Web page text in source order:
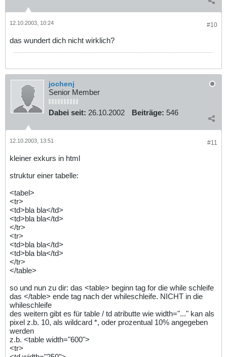
#10
12.10.2003, 10:24
das wundert dich nicht wirklich?
jochenj
Senior Member
Dabei seit: 26.10.2002 Beiträge: 546
#11
12.10.2003, 13:51
kleiner exkurs in html
struktur einer tabelle:
<tabel>
<tr>
<td>bla bla</td>
<td>bla bla</td>
</tr>
<tr>
<td>bla bla</td>
<td>bla bla</td>
</tr>
</table>
so und nun zu dir: das <table> beginn tag for die while schleife
das </table> ende tag nach der whileschleife. NICHT in die
whileschleife
des weitern gibt es für table / td atributte wie width="..." kan als
pixel z.b. 10, als wildcard *, oder prozentual 10% angegeben
werden
z.b. <table width="600">
<tr>